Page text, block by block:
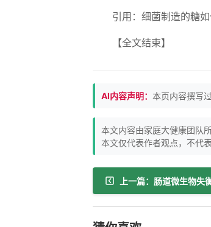
引用：细菌制造的糖
【全文结束】
AI内容声明： 本页内容撰写
本文内容由家庭大健康团队
本文仅代表作者观点，不代